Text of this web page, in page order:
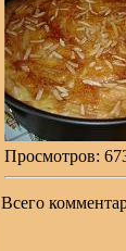
Просмотров:
Всего